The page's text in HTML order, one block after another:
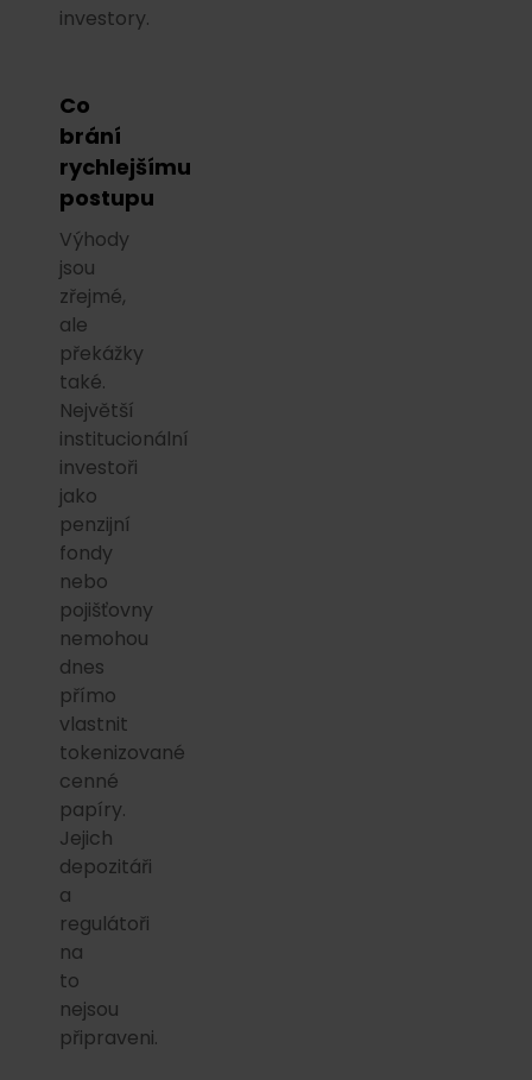
investory.
Co
brání
rychlejšímu
postupu
Výhody
jsou
zřejmé,
ale
překážky
také.
Největší
institucionální
investoři
jako
penzijní
fondy
nebo
pojišťovny
nemohou
dnes
přímo
vlastnit
tokenizované
cenné
papíry.
Jejich
depozitáři
a
regulátoři
na
to
nejsou
připraveni.